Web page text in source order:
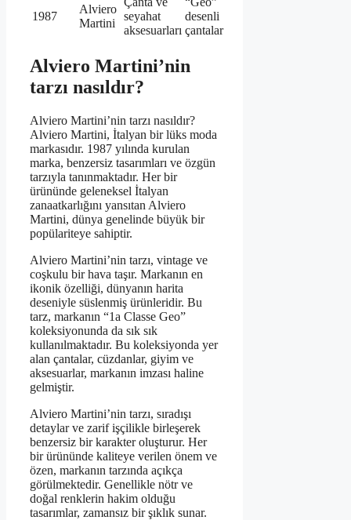
1987
Alviero
Martini
seyahat
aksesuarları
desenli
çantalar
Alviero Martini’nin
tarzı nasıldır?
Alviero Martini’nin tarzı nasıldır?
Alviero Martini, İtalyan bir lüks moda
markasıdır. 1987 yılında kurulan
marka, benzersiz tasarımları ve özgün
tarzıyla tanınmaktadır. Her bir
ürününde geleneksel İtalyan
zanaatkarlığını yansıtan Alviero
Martini, dünya genelinde büyük bir
popülariteye sahiptir.
Alviero Martini’nin tarzı, vintage ve
coşkulu bir hava taşır. Markanın en
ikonik özelliği, dünyanın harita
deseniyle süslenmiş ürünleridir. Bu
tarz, markanın “1a Classe Geo”
koleksiyonunda da sık sık
kullanılmaktadır. Bu koleksiyonda yer
alan çantalar, cüzdanlar, giyim ve
aksesuarlar, markanın imzası haline
gelmiştir.
Alviero Martini’nin tarzı, sıradışı
detaylar ve zarif işçilikle birleşerek
benzersiz bir karakter oluşturur. Her
bir ürününde kaliteye verilen önem ve
özen, markanın tarzında açıkça
görülmektedir. Genellikle nötr ve
doğal renklerin hakim olduğu
tasarımlar, zamansız bir şıklık sunar.